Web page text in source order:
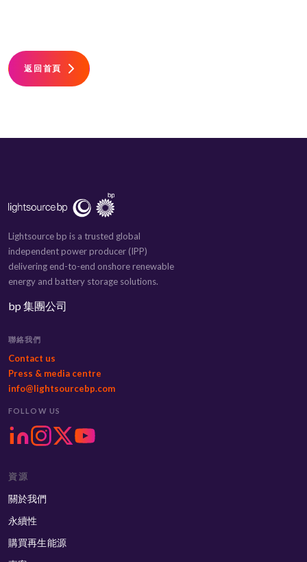
返回首頁
Lightsource bp is a trusted global
independent power producer (IPP)
delivering end-to-end onshore renewable
energy and battery storage solutions.
bp 集團公司
聯絡我們
Contact us
Press & media centre
info@lightsourcebp.com
FOLLOW US
資源
關於我們
永續性
購買再生能源